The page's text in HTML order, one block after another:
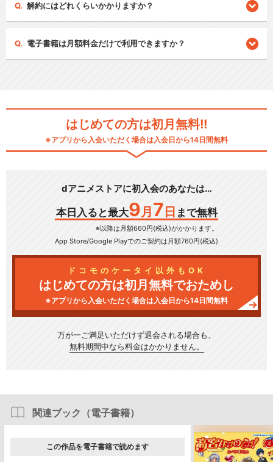
解約にはどれくらいかかりますか？
電子書籍は月額料金だけで利用できますか？
はじめての方は初月無料!!
※アプリから入会いただく場合は入会日から14日間無料
dアニメストアに初入会のあなたは…
本日入ると最大9 月 7 日 まで無料
※以降は月額660円(税込)がかかります。
App Store/Google Playでのご契約は月額760円(税込)
ドコモのケータイ以外もOK
はじめての方は初月無料でおためし
※アプリから入会いただく場合は入会日から14日間無料
万が一ご満足いただけず退会される場合も、
無料期間中なら料金はかかりません。
関連ブック（電子書籍）
この作品を電子書籍で読めます